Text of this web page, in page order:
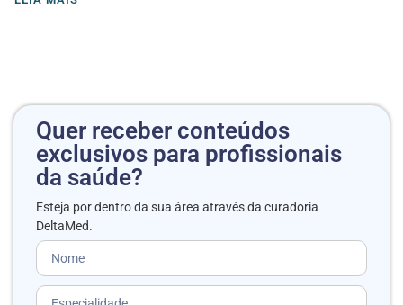
Quer receber conteúdos
exclusivos para profissionais
da saúde?
Esteja por dentro da sua área através da curadoria
DeltaMed.